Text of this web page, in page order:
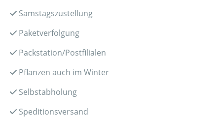
Samstagszustellung
Paketverfolgung
Packstation/Postfilialen
Pflanzen auch im Winter
Selbstabholung
Speditionsversand